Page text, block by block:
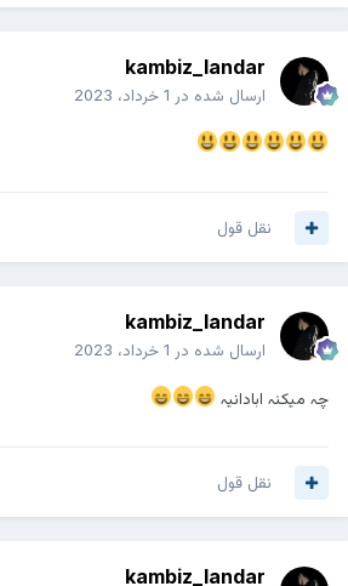
نمیفروشم....!!!
kambiz_landar
ارسال شده در
نقل قول
kambiz_landar
ارسال شده در
چہ میکنہ ابادانیہ
نقل قول
kambiz_landar